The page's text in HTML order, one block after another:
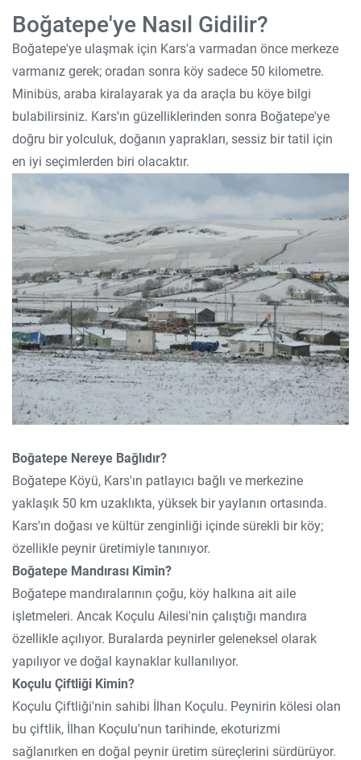
Boğatepe'ye Nasıl Gidilir?
Boğatepe'ye ulaşmak için Kars'a varmadan önce merkeze
varmanız gerek; oradan sonra köy sadece 50 kilometre.
Minibüs, araba kiralayarak ya da araçla bu köye bilgi
bulabilirsiniz. Kars'ın güzelliklerinden sonra Boğatepe'ye
doğru bir yolculuk, doğanın yaprakları, sessiz bir tatil için
en iyi seçimlerden biri olacaktır.
Boğatepe Nereye Bağlıdır?
Boğatepe Köyü, Kars'ın patlayıcı bağlı ve merkezine
yaklaşık 50 km uzaklıkta, yüksek bir yaylanın ortasında.
Kars'ın doğası ve kültür zenginliği içinde sürekli bir köy;
özellikle peynir üretimiyle tanınıyor.
Boğatepe Mandırası Kimin?
Boğatepe mandıralarının çoğu, köy halkına ait aile
işletmeleri. Ancak Koçulu Ailesi'nin çalıştığı mandıra
özellikle açılıyor. Buralarda peynirler geleneksel olarak
yapılıyor ve doğal kaynaklar kullanılıyor.
Koçulu Çiftliği Kimin?
Koçulu Çiftliği'nin sahibi İlhan Koçulu. Peynirin kölesi olan
bu çiftlik, İlhan Koçulu'nun tarihinde, ekoturizmi
sağlanırken en doğal peynir üretim süreçlerini sürdürüyor.